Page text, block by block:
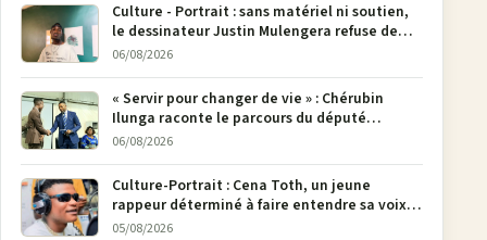
Culture - Portrait : sans matériel ni soutien,
le dessinateur Justin Mulengera refuse de
poser son crayon
06/08/2026
« Servir pour changer de vie » : Chérubin
Ilunga raconte le parcours du député
national Jethro Muyombi Tshimbu en 137
06/08/2026
Culture-Portrait : Cena Toth, un jeune
rappeur déterminé à faire entendre sa voix à
Bunia
05/08/2026